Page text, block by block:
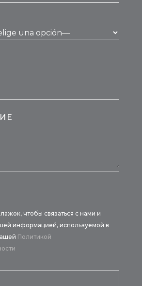
чтобы связаться с нами и
информацией, используемой в
Политикой